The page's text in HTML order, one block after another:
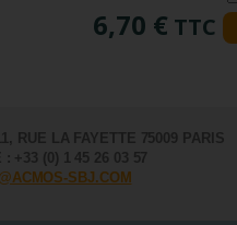
6,70 € TTC
RUE LA FAYETTE 75009 PARIS
: +33 (0) 1 45 26 03 57
SBJ.COM